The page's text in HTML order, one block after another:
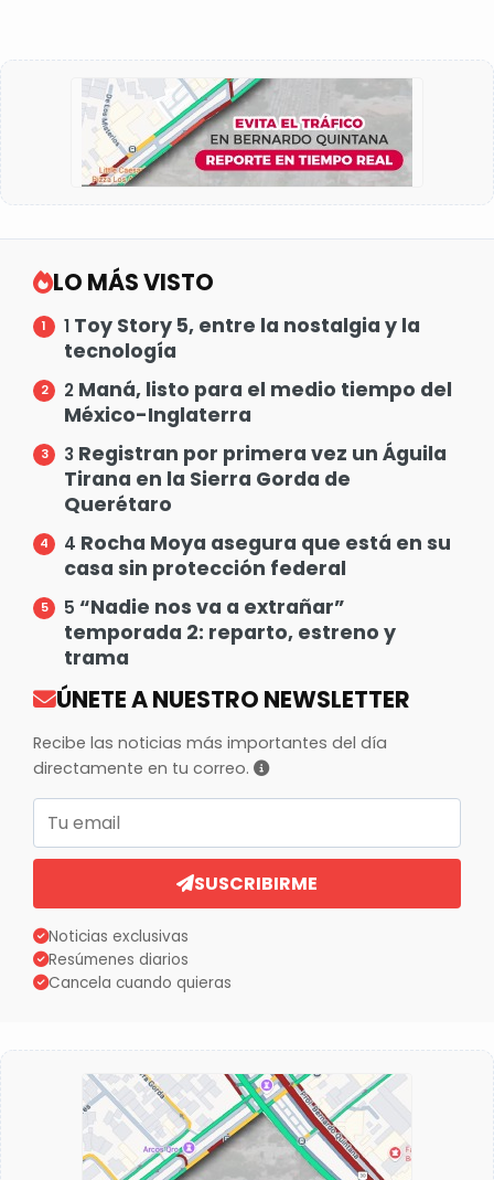
LO MÁS VISTO
1 Toy Story 5, entre la nostalgia y la
tecnología
2 Maná, listo para el medio tiempo del
México-Inglaterra
3 Registran por primera vez un Águila
Tirana en la Sierra Gorda de
Querétaro
4 Rocha Moya asegura que está en su
casa sin protección federal
5 “Nadie nos va a extrañar”
temporada 2: reparto, estreno y
trama
ÚNETE A NUESTRO NEWSLETTER
Recibe las noticias más importantes del día
directamente en tu correo.
SUSCRIBIRME
Noticias exclusivas
Resúmenes diarios
Cancela cuando quieras